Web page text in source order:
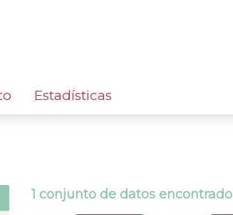
Estadísticas
1 conjunto de datos encontrado